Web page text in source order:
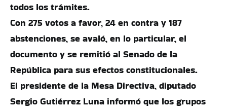
todos los trámites.
Con 275 votos a favor, 24 en contra y 187
abstenciones, se avaló, en lo particular, el
documento y se remitió al Senado de la
República para sus efectos constitucionales.
El presidente de la Mesa Directiva, diputado
Sergio Gutiérrez Luna informó que los grupos